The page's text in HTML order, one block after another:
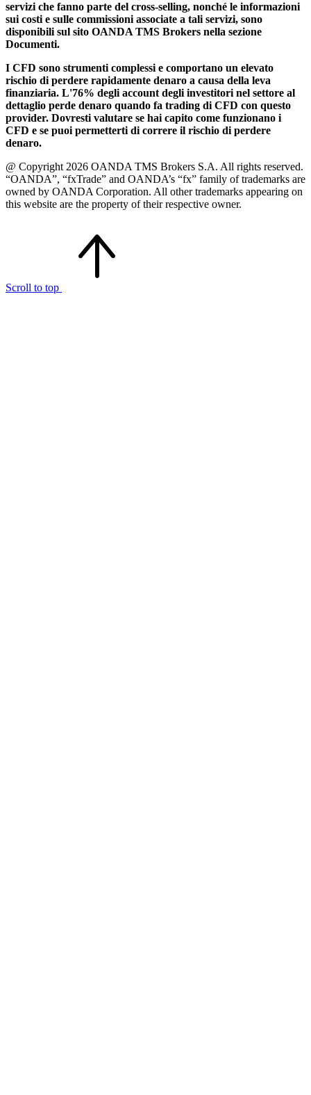
servizi che fanno parte del cross-selling, nonché le informazioni
sui costi e sulle commissioni associate a tali servizi, sono
disponibili sul sito OANDA TMS Brokers nella sezione
Documenti.
I CFD sono strumenti complessi e comportano un elevato
rischio di perdere rapidamente denaro a causa della leva
finanziaria. L'76% degli account degli investitori nel settore al
dettaglio perde denaro quando fa trading di CFD con questo
provider. Dovresti valutare se hai capito come funzionano i
CFD e se puoi permetterti di correre il rischio di perdere
denaro.
@ Copyright 2026 OANDA TMS Brokers S.A. All rights reserved.
“OANDA”, “fxTrade” and OANDA’s “fx” family of trademarks are
owned by OANDA Corporation. All other trademarks appearing on
this website are the property of their respective owner.
Scroll to top